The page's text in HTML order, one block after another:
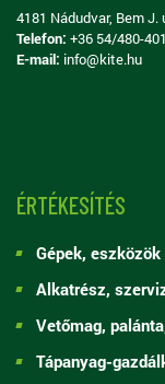
4181 Nádudvar, Bem J.
Telefon: +36 54/480-401
E-mail: info@kite.hu
ÉRTÉKESÍTÉS
Gépek, eszközök
Alkatrész,
Vetőmag,
Tápanyag-